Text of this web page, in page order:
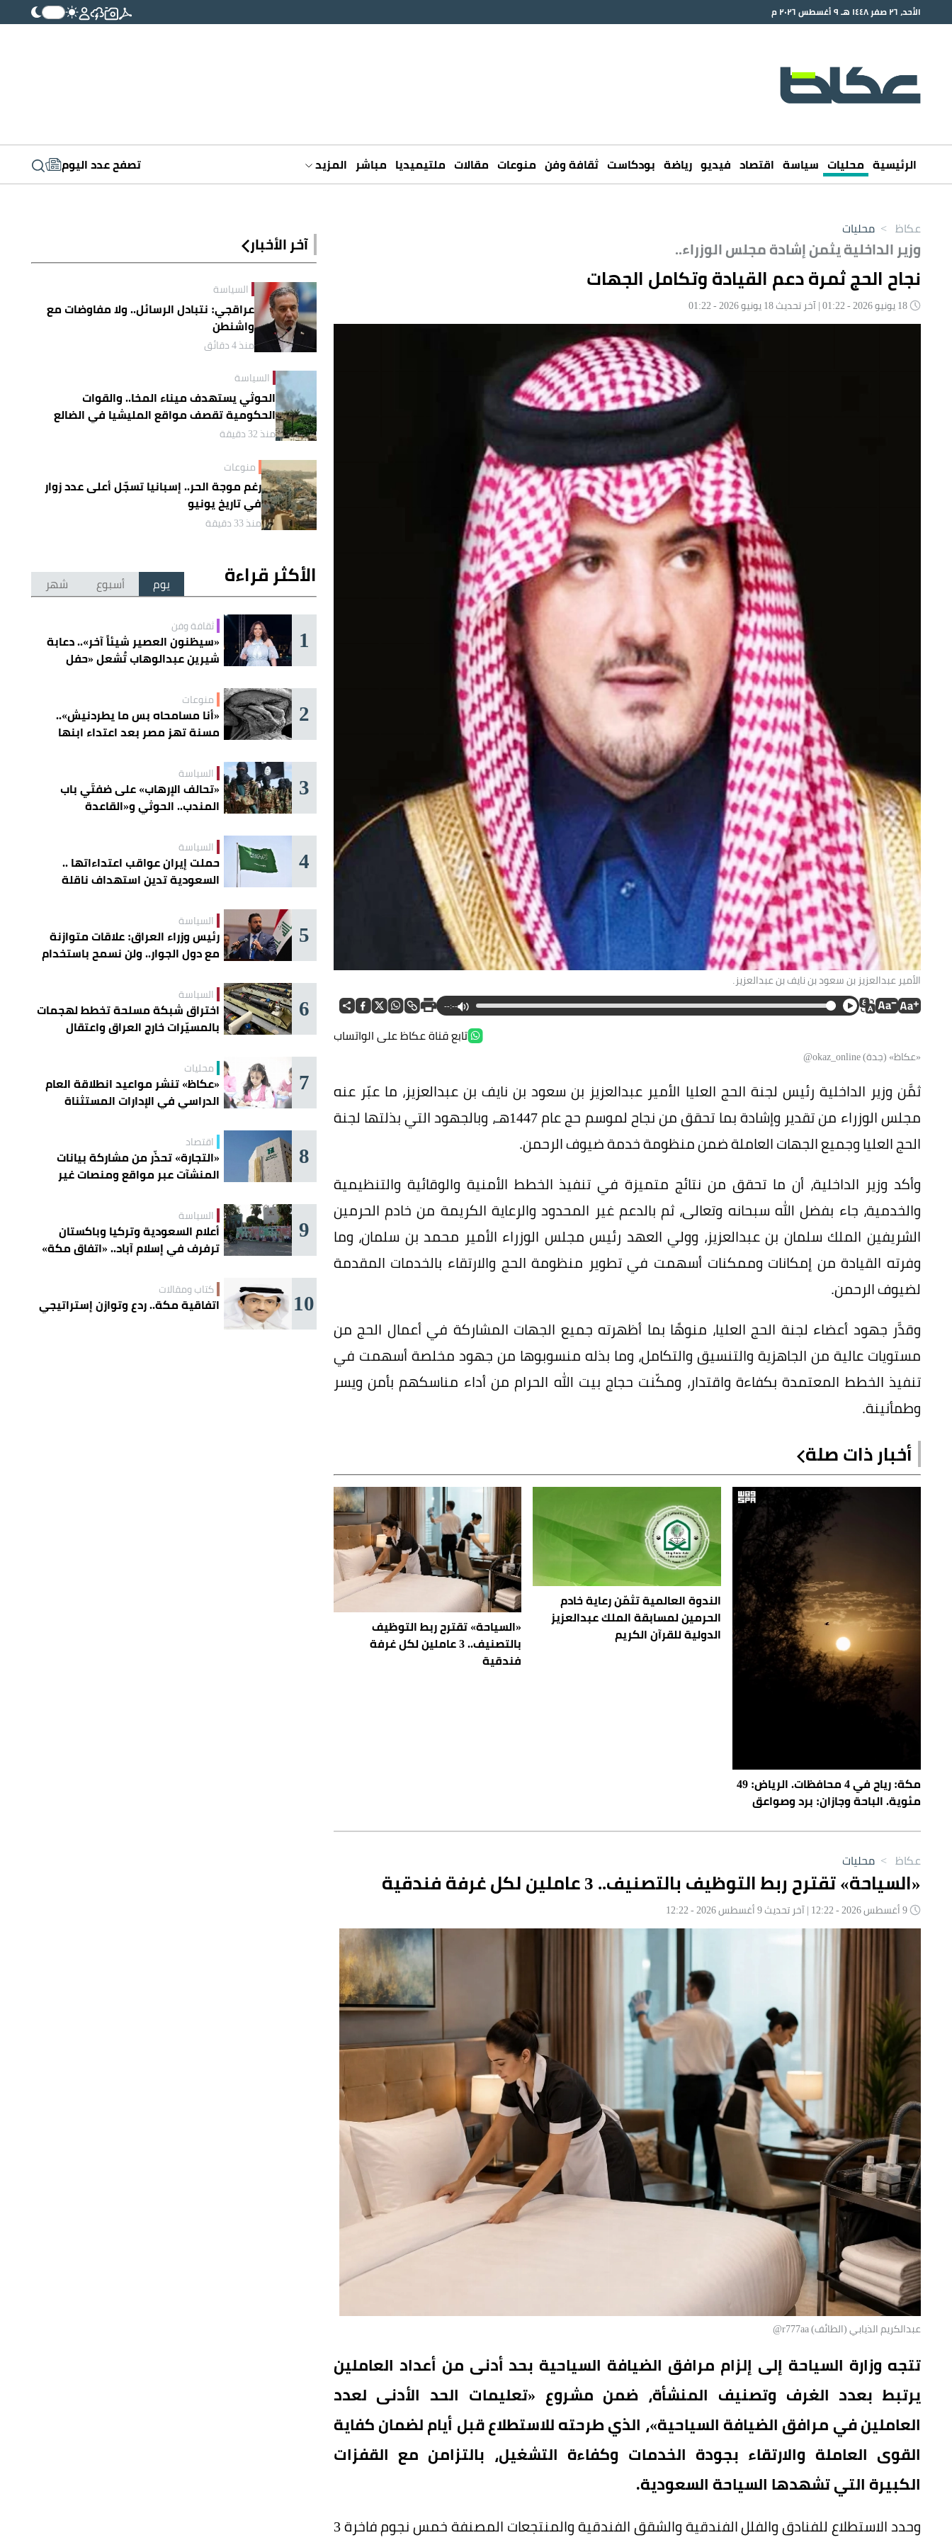
الأحد، ٢٦ صفر ١٤٤٨ هـ ٩ أغسطس ٢٠٢٦ م
الرئيسية محليات سياسة اقتصاد فيديو رياضة بودكاست ثقافة وفن منوعات مقالات ملتيميديا مباشر المزيد تصفح عدد اليوم
عكاظ > محليات
وزير الداخلية يثمن إشادة مجلس الوزراء..
نجاح الحج ثمرة دعم القيادة وتكامل الجهات
الأمير عبدالعزيز بن سعود بن نايف بن عبدالعزيز.
--:--
تابع قناة عكاظ على الواتساب
«عكاظ» (جدة) okaz_online@
ثمَّن وزير الداخلية رئيس لجنة الحج العليا الأمير عبدالعزيز بن سعود بن نايف بن عبدالعزيز، ما عبّر عنه
مجلس الوزراء من تقدير وإشادة بما تحقق من نجاح لموسم حج عام 1447هـ، وبالجهود التي بذلتها لجنة
الحج العليا وجميع الجهات العاملة ضمن منظومة خدمة ضيوف الرحمن.
وأكد وزير الداخلية، أن ما تحقق من نتائج متميزة في تنفيذ الخطط الأمنية والوقائية والتنظيمية
والخدمية، جاء بفضل الله سبحانه وتعالى، ثم بالدعم غير المحدود والرعاية الكريمة من خادم الحرمين
الشريفين الملك سلمان بن عبدالعزيز، وولي العهد رئيس مجلس الوزراء الأمير محمد بن سلمان، وما
وفرته القيادة من إمكانات وممكنات أسهمت في تطوير منظومة الحج والارتقاء بالخدمات المقدمة
لضيوف الرحمن.
وقدَّر جهود أعضاء لجنة الحج العليا، منوهًا بما أظهرته جميع الجهات المشاركة في أعمال الحج من
مستويات عالية من الجاهزية والتنسيق والتكامل، وما بذله منسوبوها من جهود مخلصة أسهمت في
تنفيذ الخطط المعتمدة بكفاءة واقتدار، ومكّنت حجاج بيت الله الحرام من أداء مناسكهم بأمن ويسر
وطمأنينة.
أخبار ذات صلة
مكة: رياح في 4 محافظات. الرياض: 49
مئوية. الباحة وجازان: برد وصواعق
الندوة العالمية تثمّن رعاية خادم
الحرمين لمسابقة الملك عبدالعزيز
الدولية للقرآن الكريم
«السياحة» تقترح ربط التوظيف
بالتصنيف.. 3 عاملين لكل غرفة
فندقية
آخر الأخبار
السياسة
عراقجي: نتبادل الرسائل.. ولا مفاوضات مع
واشنطن
منذ 4 دقائق
السياسة
الحوثي يستهدف ميناء المخا.. والقوات
الحكومية تقصف مواقع المليشيا في الضالع
منذ 32 دقيقة
منوعات
رغم موجة الحر.. إسبانيا تسجّل أعلى عدد زوار
في تاريخ يونيو
منذ 33 دقيقة
الأكثر قراءة يوم أسبوع شهر
1 ثقافة وفن
«سيظنون العصير شيئاً آخر».. دعابة
شيرين عبدالوهاب تُشعل «حفل
2 منوعات
«أنا مسامحاه بس ما يطردنيش»..
مسنة تهز مصر بعد اعتداء ابنها
3 السياسة
«تحالف الإرهاب» على ضفتَي باب
المندب.. الحوثي و«القاعدة
4 السياسة
حملت إيران عواقب اعتداءاتها ..
السعودية تدين استهداف ناقلة
5 السياسة
رئيس وزراء العراق: علاقات متوازنة
مع دول الجوار.. ولن نسمح باستخدام
6 السياسة
اختراق شبكة مسلحة تخطط لهجمات
بالمسيّرات خارج العراق واعتقال
7 محليات
«عكاظ» تنشر مواعيد انطلاقة العام
الدراسي في الإدارات المستثناة
8 اقتصاد
«التجارة» تحذّر من مشاركة بيانات
المنشآت عبر مواقع ومنصات غير
9 السياسة
أعلام السعودية وتركيا وباكستان
ترفرف في إسلام آباد.. «اتفاق مكة»
10 كتاب ومقالات
اتفاقية مكة.. ردع وتوازن إستراتيجي
عكاظ > محليات
«السياحة» تقترح ربط التوظيف بالتصنيف.. 3 عاملين لكل غرفة فندقية
عبدالكريم الذيابي (الطائف) r777aa@
تتجه وزارة السياحة إلى إلزام مرافق الضيافة السياحية بحد أدنى من أعداد العاملين
يرتبط بعدد الغرف وتصنيف المنشأة، ضمن مشروع «تعليمات الحد الأدنى لعدد
العاملين في مرافق الضيافة السياحية»، الذي طرحته للاستطلاع قبل أيام لضمان كفاية
القوى العاملة والارتقاء بجودة الخدمات وكفاءة التشغيل، بالتزامن مع القفزات
الكبيرة التي تشهدها السياحة السعودية.
وحدد الاستطلاع للفنادق والفلل الفندقية والشقق الفندقية والمنتجعات المصنفة خمس نجوم فاخرة 3